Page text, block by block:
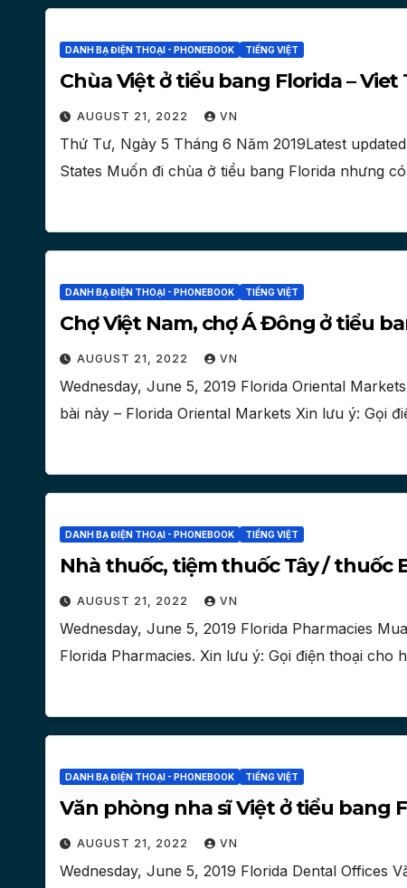
DANH BẠ ĐIỆN THOẠI - PHONEBOOK TIẾNG VIỆT
Chùa Việt ở tiểu bang Florida – Viet
AUGUST 21, 2022 VN
Thứ Tư, Ngày 5 Tháng 6 Năm 2019Latest
States Muốn đi chùa ở tiểu bang Florida nhưng
DANH BẠ ĐIỆN THOẠI - PHONEBOOK TIẾNG VIỆT
Chợ Việt Nam, chợ Á Đông ở tiểu
AUGUST 21, 2022 VN
Wednesday, June 5, 2019 Florida Oriental
bài này – Florida Oriental Markets Xin lưu ý: Gọi
DANH BẠ ĐIỆN THOẠI - PHONEBOOK TIẾNG VIỆT
Nhà thuốc, tiệm thuốc Tây / thuốc
AUGUST 21, 2022 VN
Wednesday, June 5, 2019 Florida Pharmacies
Florida Pharmacies. Xin lưu ý: Gọi điện thoại cho
DANH BẠ ĐIỆN THOẠI - PHONEBOOK TIẾNG VIỆT
Văn phòng nha sĩ Việt ở tiểu bang
AUGUST 21, 2022 VN
Wednesday, June 5, 2019 Florida Dental Offices